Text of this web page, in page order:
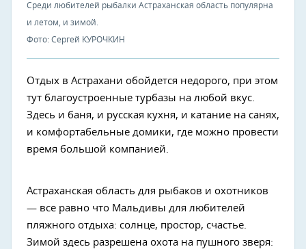
Среди любителей рыбалки Астраханская область популярна
и летом, и зимой.
Фото: Сергей КУРОЧКИН
Отдых в Астрахани обойдется недорого, при этом
тут благоустроенные турбазы на любой вкус.
Здесь и баня, и русская кухня, и катание на санях,
и комфортабельные домики, где можно провести
время большой компанией.
Астраханская область для рыбаков и охотников
— все равно что Мальдивы для любителей
пляжного отдыха: солнце, простор, счастье.
Зимой здесь разрешена охота на пушного зверя: